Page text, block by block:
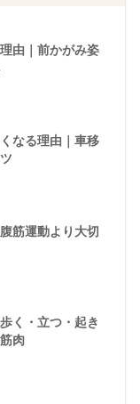
由｜前かがみ姿
なる理由｜車移
筋運動より大切
く・立つ・起き
肉